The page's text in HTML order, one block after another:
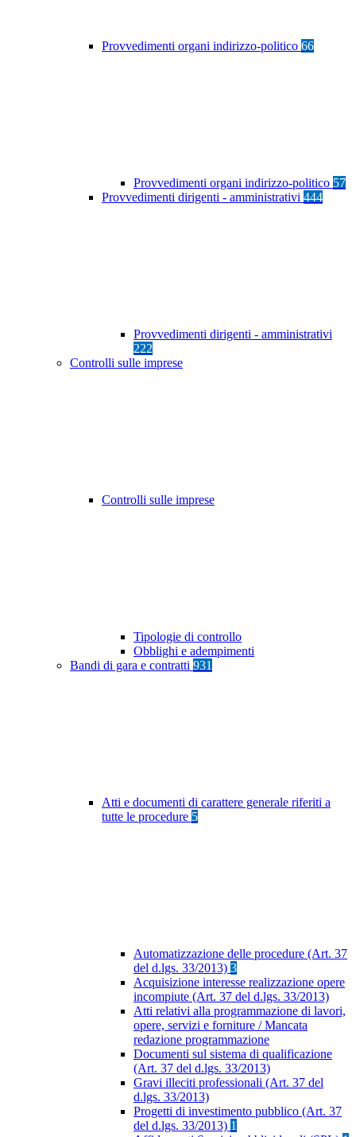
Provvedimenti organi indirizzo-politico 66
Provvedimenti organi indirizzo-politico 57
Provvedimenti dirigenti - amministrativi 444
Provvedimenti dirigenti - amministrativi
222
Controlli sulle imprese
Controlli sulle imprese
Tipologie di controllo
Obblighi e adempimenti
Bandi di gara e contratti 931
Atti e documenti di carattere generale riferiti a
tutte le procedure 5
Automatizzazione delle procedure (Art. 37
del d.lgs. 33/2013) 3
Acquisizione interesse realizzazione opere
incompiute (Art. 37 del d.lgs. 33/2013)
Atti relativi alla programmazione di lavori,
opere, servizi e forniture / Mancata
redazione programmazione
Documenti sul sistema di qualificazione
(Art. 37 del d.lgs. 33/2013)
Gravi illeciti professionali (Art. 37 del
d.lgs. 33/2013)
Progetti di investimento pubblico (Art. 37
del d.lgs. 33/2013) 1